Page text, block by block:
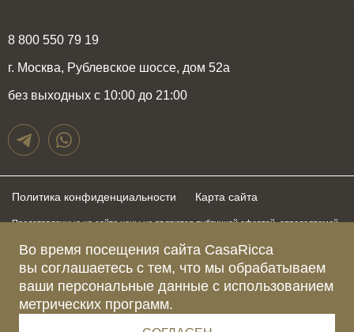
Во время посещения сайта CasaRicca
вы соглашаетесь с тем, что мы обрабатываем
ваши персональные данные с использованием
метрических программ.
8 800 550 79 19
г. Москва, Рублевское шоссе, дом 52а
без выходных с 10:00 до 21:00
Политика конфиденциальности Карта сайта
Представленные на сайте цены не являются публичной офертой, определяемой
быть изменены в любое время без предупреждения. Для получения актуальной и
подробной информации о стоимости, сроках и условиях поставки просьба
обращаться к менеджерам по указанным выше телефонам
Зарегистрированное название компании
Адрес Ш. РУБЛЁВСКОЕ, Д. 52А, ПОМЕЩ. I ЭТАЖ 2, КОМ. 81 Г.МОСКВА, ВН.ТЕР.